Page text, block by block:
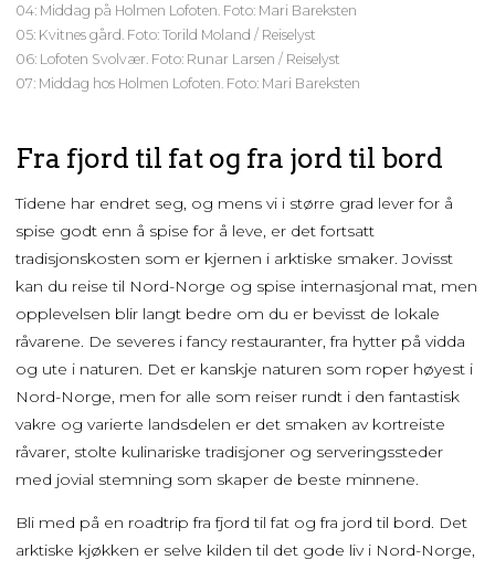
04: Middag på Holmen Lofoten. Foto: Mari Bareksten
05: Kvitnes gård. Foto: Torild Moland / Reiselyst
06: Lofoten Svolvær. Foto: Runar Larsen / Reiselyst
07: Middag hos Holmen Lofoten. Foto: Mari Bareksten
Fra fjord til fat og fra jord til bord
Tidene har endret seg, og mens vi i større grad lever for å
spise godt enn å spise for å leve, er det fortsatt
tradisjonskosten som er kjernen i arktiske smaker. Jovisst
kan du reise til Nord-Norge og spise internasjonal mat, men
opplevelsen blir langt bedre om du er bevisst de lokale
råvarene. De severes i fancy restauranter, fra hytter på vidda
og ute i naturen. Det er kanskje naturen som roper høyest i
Nord-Norge, men for alle som reiser rundt i den fantastisk
vakre og varierte landsdelen er det smaken av kortreiste
råvarer, stolte kulinariske tradisjoner og serveringssteder
med jovial stemning som skaper de beste minnene.
Bli med på en roadtrip fra fjord til fat og fra jord til bord. Det
arktiske kjøkken er selve kilden til det gode liv i Nord-Norge,